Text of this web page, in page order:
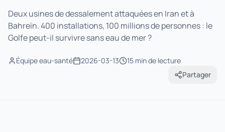
Deux usines de dessalement attaquées en Iran et à
Bahreïn. 400 installations, 100 millions de personnes : le
Golfe peut-il survivre sans eau de mer ?
Équipe eau-santé 2026-03-13 15 minde lecture
Partager